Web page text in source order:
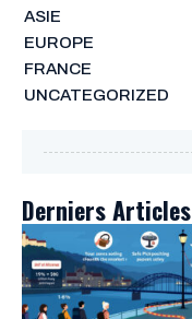
ASIE
EUROPE
FRANCE
UNCATEGORIZED
Derniers Articles